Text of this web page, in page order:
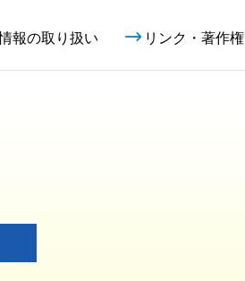
報の取り扱い リンク・著作権